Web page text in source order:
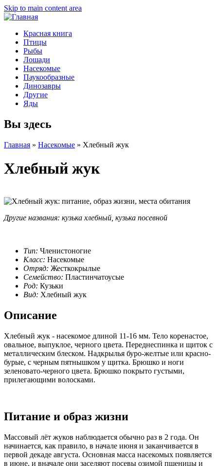
Skip to main content area
Красная книга
Птицы
Рыбы
Лошади
Насекомые
Паукообразные
Динозавры
Другие
Яды
Вы здесь
Главная » Насекомые » Хлебный жук
Хлебный жук
Другие названия: кузька хлебный, кузька посевной
Тип: Членистоногие
Класс: Насекомые
Отряд: Жесткокрылые
Семейство: Пластинчатоусые
Род: Кузьки
Вид: Хлебный жук
Описание
Хлебный жук - насекомое длиной 11-16 мм. Тело коренастое,
овальное, выпуклое, черного цвета. Переднеспинка и щиток с
металлическим блеском. Надкрылья буро-желтые или красно-
бурые, с черным пятнышком у щитка. Брюшко и ноги
зеленовато-черного цвета. Брюшко покрыто густыми,
прилегающими волосками.
Питание и образ жизни
Массовый лёт жуков наблюдается обычно раз в 2 года. Он
начинается, как правило, в начале июня и заканчивается в
первой декаде августа. Основная масса насекомых появляется
в июне, и вначале они заселяют посевы озимой пшеницы и